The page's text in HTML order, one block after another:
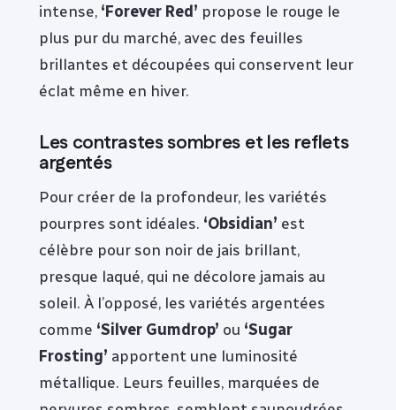
intense, ‘Forever Red’ propose le rouge le
plus pur du marché, avec des feuilles
brillantes et découpées qui conservent leur
éclat même en hiver.
Les contrastes sombres et les reflets
argentés
Pour créer de la profondeur, les variétés
pourpres sont idéales. ‘Obsidian’ est
célèbre pour son noir de jais brillant,
presque laqué, qui ne décolore jamais au
soleil. À l’opposé, les variétés argentées
comme ‘Silver Gumdrop’ ou ‘Sugar
Frosting’ apportent une luminosité
métallique. Leurs feuilles, marquées de